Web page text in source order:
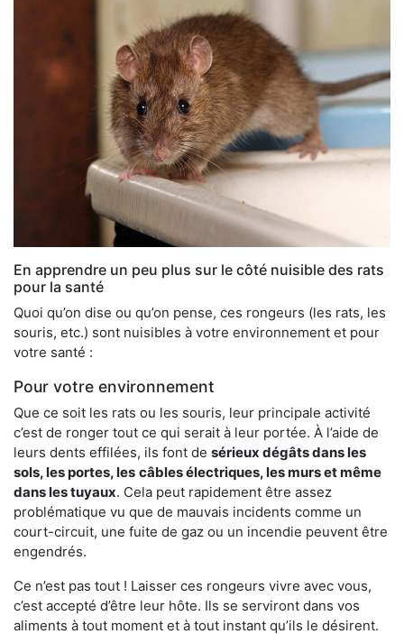
En apprendre un peu plus sur le côté nuisible des rats
pour la santé
Quoi qu’on dise ou qu’on pense, ces rongeurs (les rats, les
souris, etc.) sont nuisibles à votre environnement et pour
votre santé :
Pour votre environnement
Que ce soit les rats ou les souris, leur principale activité
c’est de ronger tout ce qui serait à leur portée. À l’aide de
leurs dents effilées, ils font de sérieux dégâts dans les
sols, les portes, les câbles électriques, les murs et même
dans les tuyaux. Cela peut rapidement être assez
problématique vu que de mauvais incidents comme un
court-circuit, une fuite de gaz ou un incendie peuvent être
engendrés.
Ce n’est pas tout ! Laisser ces rongeurs vivre avec vous,
c’est accepté d’être leur hôte. Ils se serviront dans vos
aliments à tout moment et à tout instant qu’ils le désirent.